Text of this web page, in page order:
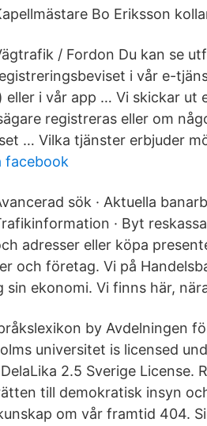
Bo Eriksson
/ Fordon Du kan se
i vår e-
i vår app … Vi skickar ut
registreras eller om
… Vilka tjänster erbjuder
facebook
sök · Aktuella
· Byt
adresser eller köpa
och företag. Vi på
sin ekonomi. Vi finns här,
by Avdelningen
universitet is licensed
2.5 Sverige License.
till demokratisk insyn
om vår framtid 404.